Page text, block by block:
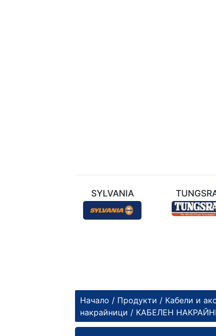
SYLVANIA
Начало / Продукти / Кабели и
накрайници / КАБЕЛЕН